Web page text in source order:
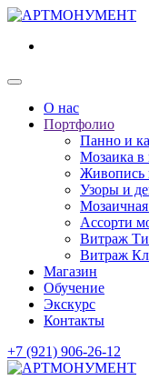
О нас
Портфолио
Панно и
Мозаика в
Живопись
Узоры и
Ассорти
Витраж
Витраж
Магазин
Обучение
Экскурс
Контакты
+7 (921) 906-26-12